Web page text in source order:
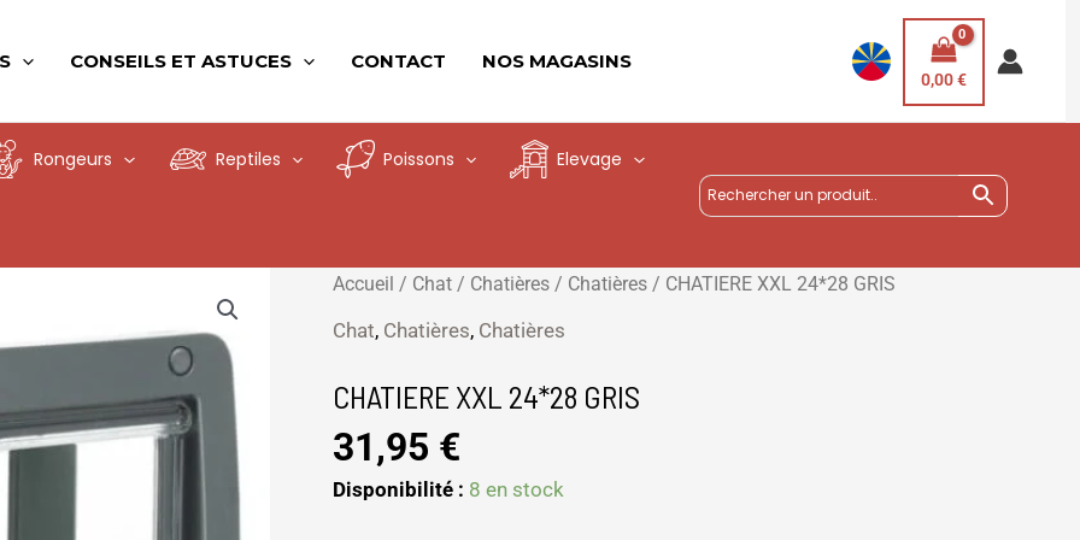
CONSEILS ET ASTUCES CONTACT NOS MAGASINS
0,00€
Rongeurs Reptiles Poissons Elevage
Accueil / Chat / Chatières / Chatières / CHATIERE XXL 24*28 GRIS
Chat, Chatières, Chatières
CHATIERE XXL 24*28 GRIS
31,95 €
Disponibilité : 8 en stock
quantité
de
XXL
GRIS